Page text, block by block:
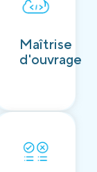
Maîtrise
d'ouvrage